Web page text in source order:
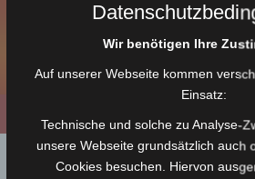
STARTSEITE Hallenfest 2017
Wir benötigen Ihre
Auf unserer Webseite kommen
Einsatz:
Technische und solche zu Analyse-
unsere Webseite grundsätzlich auch
Cookies besuchen. Hiervon